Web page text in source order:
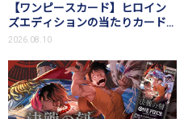
【ワンピースカード】ヒロイン
ズエディションの当たりカード
と買取値段相場【エクストラブ
2026.08.10